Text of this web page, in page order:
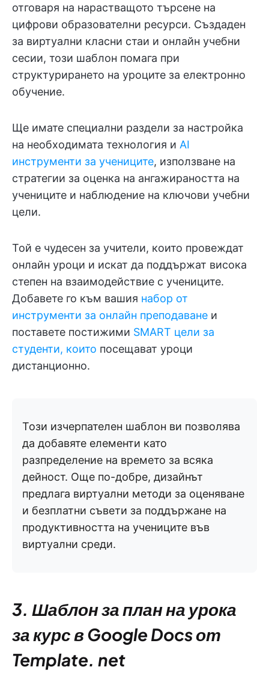
отговаря на нарастващото търсене на
цифрови образователни ресурси. Създаден
за виртуални класни стаи и онлайн учебни
сесии, този шаблон помага при
структурирането на уроците за електронно
обучение.
Ще имате специални раздели за настройка
на необходимата технология и AI
инструменти за учениците, използване на
стратегии за оценка на ангажираността на
учениците и наблюдение на ключови учебни
цели.
Той е чудесен за учители, които провеждат
онлайн уроци и искат да поддържат висока
степен на взаимодействие с учениците.
Добавете го към вашия набор от
инструменти за онлайн преподаване и
поставете постижими SMART цели за
студенти, които посещават уроци
дистанционно.
Този изчерпателен шаблон ви позволява
да добавяте елементи като
разпределение на времето за всяка
дейност. Още по-добре, дизайнът
предлага виртуални методи за оценяване
и безплатни съвети за поддържане на
продуктивността на учениците във
виртуални среди.
3. Шаблон за план на урока
за курс в Google Docs от
Template. net